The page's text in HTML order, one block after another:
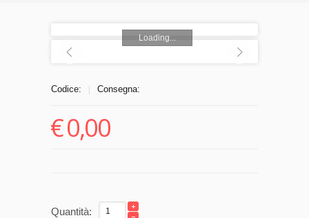
Loading...
Codice: Consegna:
€0,00
Quantità: